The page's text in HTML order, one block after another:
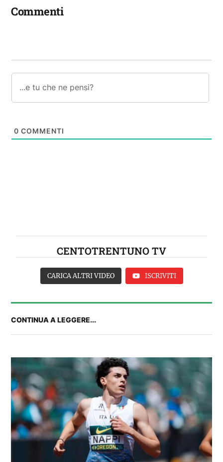
Commenti
0 COMMENTI
CENTOTRENTUNO TV
FANTA 131 LIVE | La nuova stagione al
fantacalcio: le novità di Fanta 131 e chi
acquistare
CARICA ALTRI VIDEO ISCRIVITI
CONTINUA A LEGGERE...